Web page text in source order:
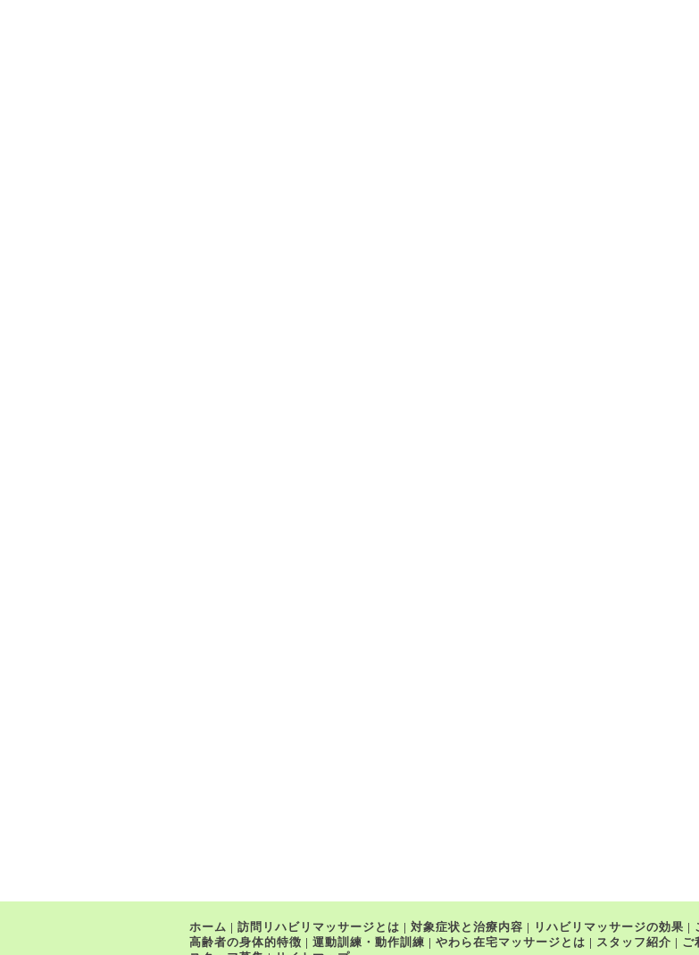
ホーム | 訪問リハビリマッサージとは | 対象症状と治療内容 | リハビリマッサージの効果 |
高齢者の身体的特徴 | 運動訓練・動作訓練 | やわら在宅マッサージとは | スタッフ紹介 | ご